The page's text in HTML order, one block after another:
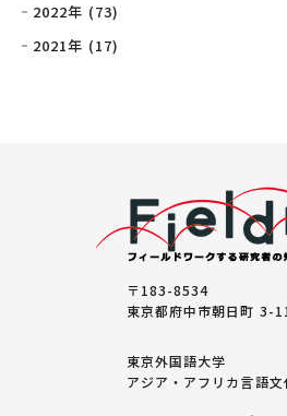
2022年 (73)
2021年 (17)
〒183-8534
東京都府中市朝日町 3-
東京外国語大学
アジア・アフリカ言語文